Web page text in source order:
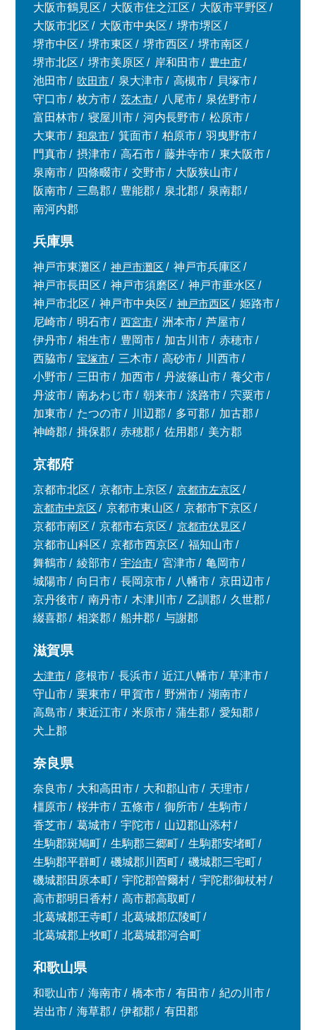
東京本社 0120-900-881
関西支社 0120-711-018
大阪市鶴見区 大阪市住之江区
大阪市平野区
大阪市北区
大阪市中央区
堺市堺区
堺市中区
堺市東区 堺市西区
堺市南区
堺市北区
堺市美原区 岸和田市
豊中市
池田市
吹田市 泉大津市 高槻市
貝塚市
守口市
枚方市 茨木市 八尾市
泉佐野市
富田林市
寝屋川市 河内長野市
松原市
大東市
和泉市 箕面市 柏原市
羽曳野市
門真市
摂津市 高石市 藤井寺市
東大阪市
泉南市
四條畷市 交野市
大阪狭山市
阪南市
三島郡 豊能郡 泉北郡
泉南郡
南河内郡
兵庫県
神戸市東灘区 神戸市灘区
神戸市兵庫区
神戸市長田区
神戸市須磨区
神戸市垂水区
神戸市北区
神戸市中央区 神戸市西区
姫路市
尼崎市
明石市 西宮市 洲本市
芦屋市
伊丹市
相生市 豊岡市 加古川市
赤穂市
西脇市
宝塚市 三木市 高砂市
川西市
小野市
三田市 加西市 丹波篠山市
養父市
丹波市
南あわじ市 朝来市 淡路市
宍粟市
加東市
たつの市 川辺郡 多可郡
加古郡
神崎郡
揖保郡 赤穂郡 佐用郡 美方郡
京都府
京都市北区 京都市上京区
京都市左京区
京都市中京区
京都市東山区
京都市下京区
京都市南区
京都市右京区
京都市伏見区
京都市山科区
京都市西京区
福知山市
舞鶴市
綾部市 宇治市 宮津市
亀岡市
城陽市
向日市 長岡京市 八幡市
京田辺市
京丹後市
南丹市 木津川市 乙訓郡
久世郡
綴喜郡
相楽郡 船井郡 与謝郡
滋賀県
大津市 彦根市 長浜市 近江八幡市
草津市
守山市
栗東市 甲賀市 野洲市
湖南市
高島市
東近江市 米原市 蒲生郡
愛知郡
犬上郡
奈良県
奈良市 大和高田市 大和郡山市
天理市
橿原市
桜井市 五條市 御所市
生駒市
香芝市
葛城市 宇陀市
山辺郡山添村
生駒郡斑鳩町
生駒郡三郷町
生駒郡安堵町
生駒郡平群町
磯城郡川西町
磯城郡三宅町
磯城郡田原本町
宇陀郡曽爾村
宇陀郡御杖村
高市郡明日香村
高市郡高取町
北葛城郡王寺町
北葛城郡広陵町
北葛城郡上牧町
北葛城郡河合町
和歌山県
和歌山市 海南市 橋本市 有田市
紀の川市
岩出市
海草郡 伊都郡 有田郡